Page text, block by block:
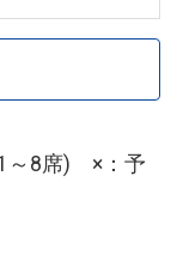
～8席) ×：予